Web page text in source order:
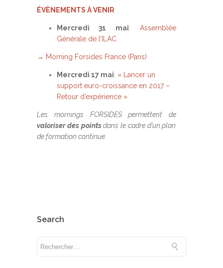
ÉVÈNEMENTS À VENIR
Mercredi 31 mai:Assemblée
Générale de l’ILAC
→ Morning Forsides France (Paris)
Mercredi 17 mai: « Lancer un
support euro-croissance en 2017 –
Retour d’expérience »
Les mornings FORSIDES permettent de
valoriser des pointsdans le cadre d’un plan
de formation continue.
Search